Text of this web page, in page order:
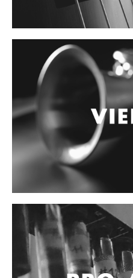
Maquinas de humo y escenario
Controladores
Accesorios
Instrumento
Micrófono
Sonido
Video y USB
Espigas y conectores
Accesorios
Otros Instrumentos de Cuerdas
Ukulele